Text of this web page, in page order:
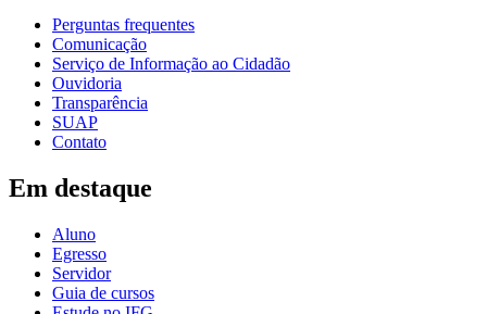
Perguntas frequentes
Comunicação
Serviço de Informação ao Cidadão
Ouvidoria
Transparência
SUAP
Contato
Em destaque
Aluno
Egresso
Servidor
Guia de cursos